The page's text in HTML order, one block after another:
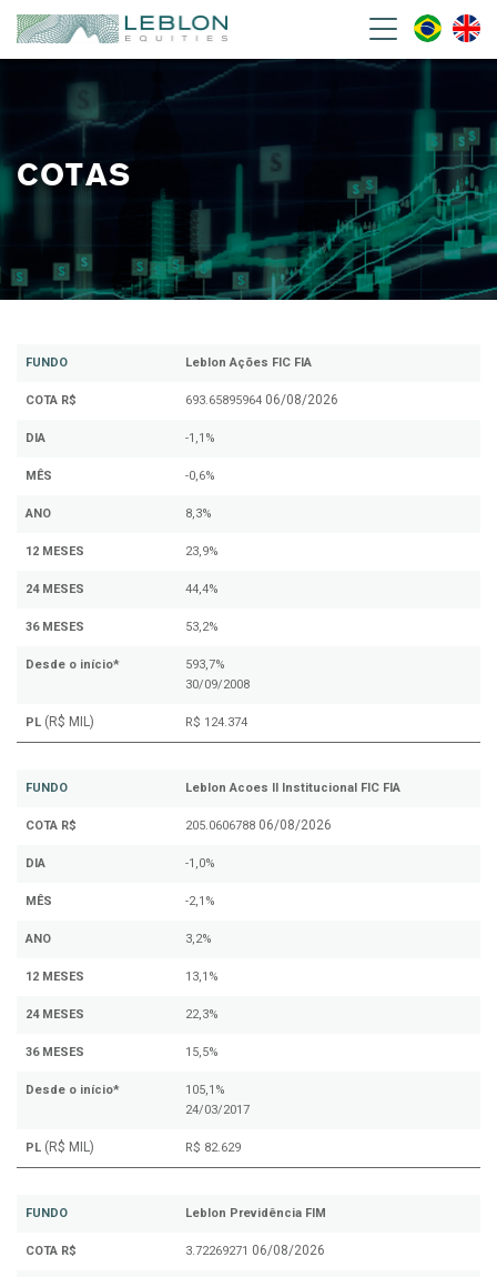
COTAS
FUNDO Leblon Ações FIC FIA
COTA R$ 693.65895964 06/08/2026
DIA -1,1%
MÊS -0,6%
ANO 8,3%
12 MESES 23,9%
24 MESES 44,4%
36 MESES 53,2%
Desde o início*
593,7%
30/09/2008
PL (R$ MIL) R$ 124.374
FUNDO Leblon Acoes II Institucional FIC FIA
COTA R$ 205.0606788 06/08/2026
DIA -1,0%
MÊS -2,1%
ANO 3,2%
12 MESES 13,1%
24 MESES 22,3%
36 MESES 15,5%
Desde o início*
105,1%
24/03/2017
PL (R$ MIL) R$ 82.629
FUNDO Leblon Previdência FIM
COTA R$ 3.72269271 06/08/2026